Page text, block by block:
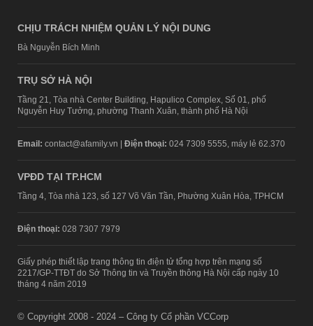
CHỊU TRÁCH NHIỆM QUẢN LÝ NỘI DUNG
Bà Nguyễn Bích Minh
TRỤ SỞ HÀ NỘI
Tầng 21, Tòa nhà Center Building, Hapulico Complex, Số 01, phố
Nguyễn Huy Tưởng, phường Thanh Xuân, thành phố Hà Nội
Email: contact@afamily.vn | Điện thoại: 024 7309 5555, máy lẻ 62.370
VPĐD TẠI TP.HCM
Tầng 4, Tòa nhà 123, số 127 Võ Văn Tần, Phường Xuân Hòa, TPHCM
Điện thoại: 028 7307 7979
Giấy phép thiết lập trang thông tin điện tử tổng hợp trên mạng số
2217/GP-TTĐT do Sở Thông tin và Truyền thông Hà Nội cấp ngày 10
tháng 4 năm 2019
© Copyright 2008 - 2024 – Công ty Cổ phần VCCorp